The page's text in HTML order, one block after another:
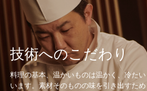
技術へのこだわり
料理の基本、温かいものは温かく、冷た
います。素材そのものの味を引き出すた